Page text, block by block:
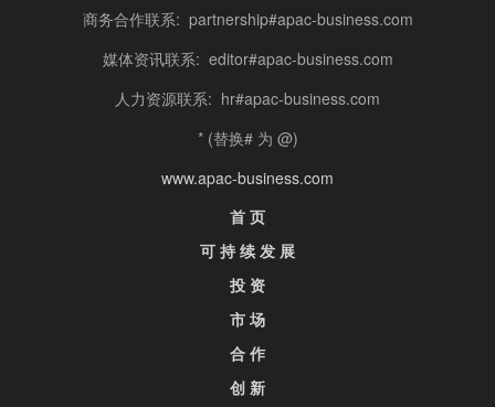
商务合作联系: partnership#apac-business.com
媒体资讯联系: editor#apac-business.com
人力资源联系: hr#apac-business.com
* (替换# 为 @)
www.apac-business.com
首 页
可 持 续 发 展
投 资
市 场
合 作
创 新